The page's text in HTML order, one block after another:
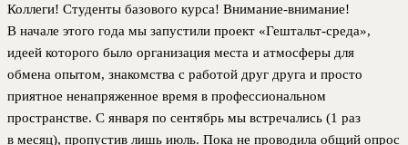
Коллеги! Студенты базового курса! Внимание-внимание!
В начале этого года мы запустили проект «Гештальт-среда»,
идеей которого было организация места и атмосферы для
обмена опытом, знакомства с работой друг друга и просто
приятное ненапряженное время в профессиональном
пространстве. С января по сентябрь мы встречались (1 раз
в месяц), пропустив лишь июль. Пока не проводила общий опрос